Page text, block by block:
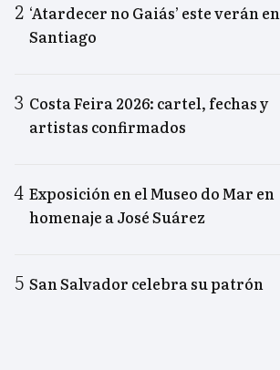
‘Atardecer no Gaiás’ este verán en
Santiago
Costa Feira 2026: cartel, fechas y
artistas confirmados
Exposición en el Museo do Mar en
homenaje a José Suárez
San Salvador celebra su patrón